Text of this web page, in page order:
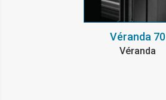
Véranda 70
Véranda